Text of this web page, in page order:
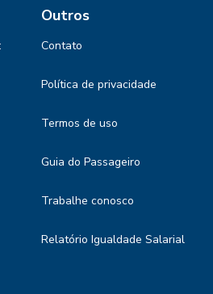
Outros
Contato
Política de privacidade
Termos de uso
Guia do Passageiro
Trabalhe conosco
Relatório Igualdade Salarial